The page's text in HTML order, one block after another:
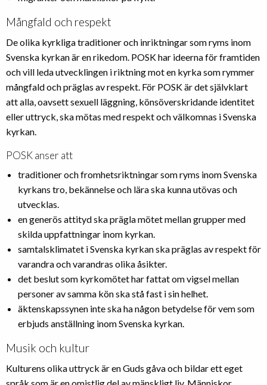
Mångfald och respekt
De olika kyrkliga traditioner och inriktningar som ryms inom
Svenska kyrkan är en rikedom. POSK har ideerna för framtiden
och vill leda utvecklingen i riktning mot en kyrka som rymmer
mångfald och präglas av respekt. För POSK är det självklart
att alla, oavsett sexuell läggning, könsöverskridande identitet
eller uttryck, ska mötas med respekt och välkomnas i Svenska
kyrkan.
POSK anser att
traditioner och fromhetsriktningar som ryms inom Svenska
kyrkans tro, bekännelse och lära ska kunna utövas och
utvecklas.
en generös attityd ska prägla mötet mellan grupper med
skilda uppfattningar inom kyrkan.
samtalsklimatet i Svenska kyrkan ska präglas av respekt för
varandra och varandras olika åsikter.
det beslut som kyrkomötet har fattat om vigsel mellan
personer av samma kön ska stå fast i sin helhet.
äktenskapssynen inte ska ha någon betydelse för vem som
erbjuds anställning inom Svenska kyrkan.
Musik och kultur
Kulturens olika uttryck är en Guds gåva och bildar ett eget